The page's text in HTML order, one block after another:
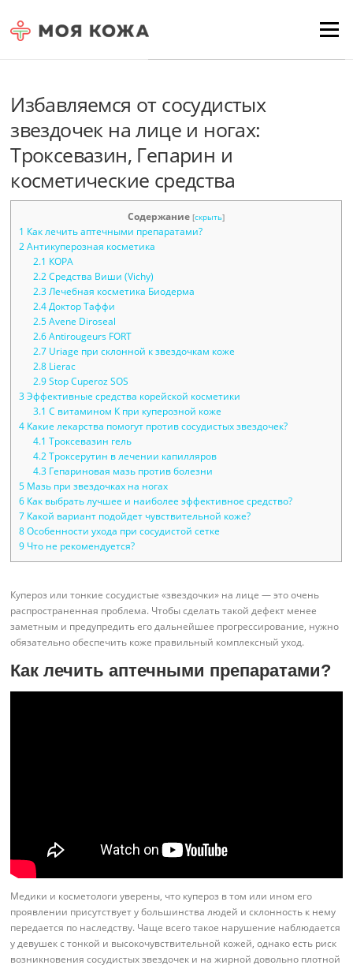
Menu
Избавляемся от сосудистых
звездочек на лице и ногах:
Троксевазин, Гепарин и
косметические средства
Содержание [скрыть]
1 Как лечить аптечными препаратами?
2 Антикуперозная косметика
2.1 КОРА
2.2Средства Виши (Vichy)
2.3Лечебная косметика Биодерма
2.4Доктор Таффи
2.5Avene Diroseal
2.6Antirougeurs FORT
2.7Uriage при склонной к звездочкам коже
2.8Lierac
2.9Stop Cuperoz SOS
3 Эффективные средства корейской косметики
3.1 С витамином К при куперозной коже
4 Какие лекарства помогут против сосудистых звездочек?
4.1 Троксевазин гель
4.2Троксерутин в лечении капилляров
4.3Гепариновая мазь против болезни
5 Мазь при звездочках на ногах
6 Как выбрать лучшее и наиболее эффективное средство?
7 Какой вариант подойдет чувствительной коже?
8 Особенности ухода при сосудистой сетке
9 Что не рекомендуется?
Купероз или тонкие сосудистые «звездочки» на лице — это очень
распространенная проблема. Чтобы сделать такой дефект менее
заметным и предупредить его дальнейшее прогрессирование, нужно
обязательно обеспечить коже правильный комплексный уход.
Как лечить аптечными препаратами?
Медики и косметологи уверены, что купероз в том или ином его
проявлении присутствует у большинства людей и склонность к нему
передается по наследству. Чаще всего такое нарушение наблюдается
у девушек с тонкой и высокочувствительной кожей, однако есть риск
возникновения сосудистых звездочек и на жирной довольно плотной
Для любых предложений по